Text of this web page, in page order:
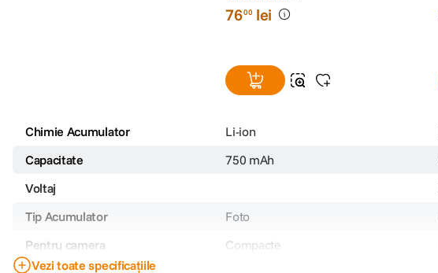
7600 lei
Chimie Acumulator Li-ion
Capacitate
750 mAh
Voltaj
Tip Acumulator
Foto
Pentru camera
Compacte
Vezi toate specificațiile